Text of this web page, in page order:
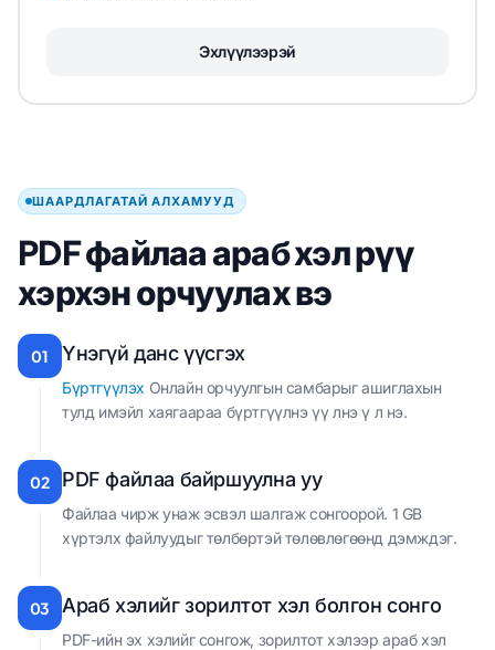
Эхлүүлээрэй
ШААРДЛАГАТАЙ АЛХАМУУД
PDF файлаа араб хэл рүү
хэрхэн орчуулах вэ
01 Үнэгүй данс үүсгэх
Бүртгүүлэх Онлайн орчуулгын самбарыг ашиглахын
тулд имэйл хаягаараа бүртгүүлнэ үү лнэ ү л нэ.
02 PDF файлаа байршуулна уу
Файлаа чирж унаж эсвэл шалгаж сонгоорой. 1 GB
хүртэлх файлуудыг төлбөртэй төлөвлөгөөнд дэмждэг.
03 Араб хэлийг зорилтот хэл болгон сонго
PDF-ийн эх хэлийг сонгож, зорилтот хэлээр араб хэл